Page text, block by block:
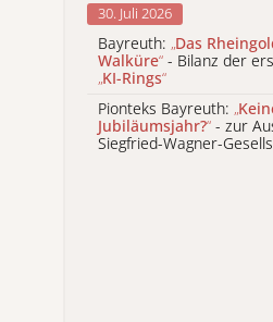
30. Juli 2026
Bayreuth: „Das
Walküre“ - Bilanz der
„KI-Rings“
Pionteks Bayreuth: „
Jubiläumsjahr?“ - zur
Siegfried-Wagner-